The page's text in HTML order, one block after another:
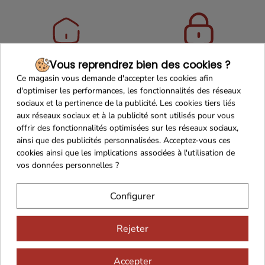
Maison Familiale Paiement Sécurisé
Franco de port 79€ Livraison 24h/48h
Cadeaux dès 99€
Vous reprendrez bien des cookies ?
Ce magasin vous demande d'accepter les cookies afin
d'optimiser les performances, les fonctionnalités des réseaux
sociaux et la pertinence de la publicité. Les cookies tiers liés
aux réseaux sociaux et à la publicité sont utilisés pour vous
offrir des fonctionnalités optimisées sur les réseaux sociaux,
ainsi que des publicités personnalisées. Acceptez-vous ces
cookies ainsi que les implications associées à l'utilisation de
vos données personnelles ?
Configurer
Rejeter
Accepter